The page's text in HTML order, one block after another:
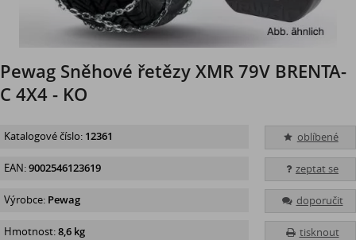
Pewag Sněhové řetězy XMR 79V BRENTA-
C 4X4 - KO
oblíbené
zeptat se
doporučit
tisknout
Katalogové číslo: 12361
EAN:9002546123619
Výrobce: Pewag
Hmotnost:8,6 kg